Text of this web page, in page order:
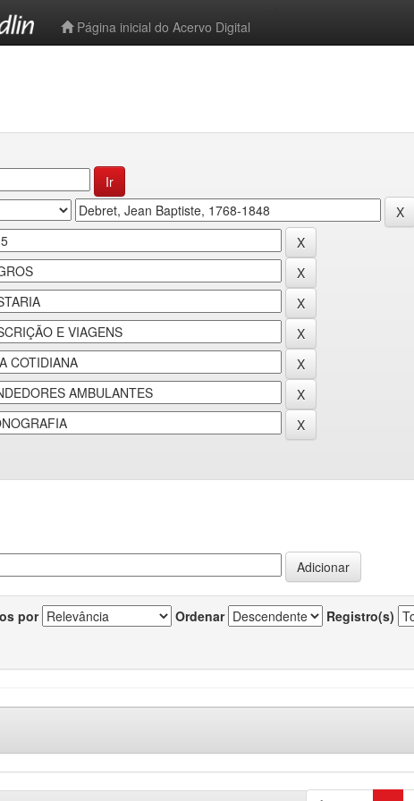
Página inicial do Acervo Digital
por Ordenar Registro(s)